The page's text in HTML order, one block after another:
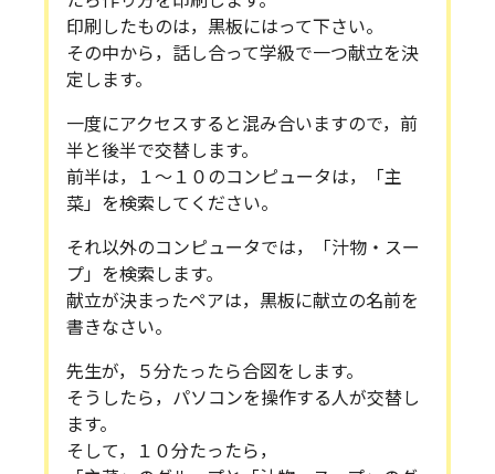
印刷したものは，黒板にはって下さい。
その中から，話し合って学級で一つ献立を決
定します。
一度にアクセスすると混み合いますので，前
半と後半で交替します。
前半は，１～１０のコンピュータは，「主
菜」を検索してください。
それ以外のコンピュータでは，「汁物・スー
プ」を検索します。
献立が決まったペアは，黒板に献立の名前を
書きなさい。
先生が，５分たったら合図をします。
そうしたら，パソコンを操作する人が交替し
ます。
そして，１０分たったら，